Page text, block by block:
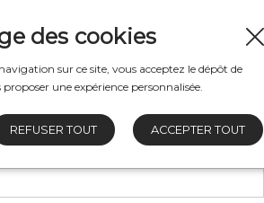
des cookies
sur ce site, vous acceptez le dépôt de
une expérience personnalisée.
REFUSER TOUT ACCEPTER TOUT